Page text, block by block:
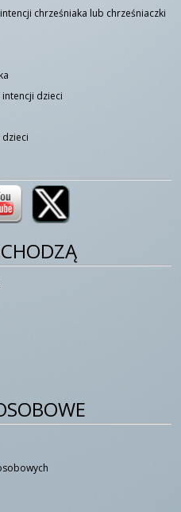
chrześniaka lub chrześniaczki
intencji dzieci